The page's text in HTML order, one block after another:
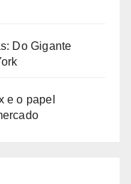
Do Gigante
e o papel